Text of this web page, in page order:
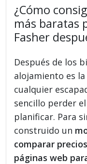
¿Cómo
más baratas
Fasher
Después de los
alojamiento es
cualquier
sencillo perder
planificar. Para
construido un
comparar
páginas web